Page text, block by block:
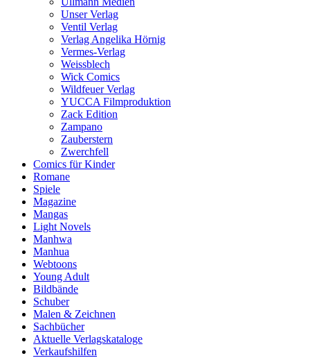
Unser Verlag
Ventil Verlag
Verlag Angelika Hörnig
Vermes-Verlag
Weissblech
Wick Comics
Wildfeuer Verlag
YUCCA Filmproduktion
Zack Edition
Zampano
Zauberstern
Zwerchfell
Comics für Kinder
Romane
Spiele
Magazine
Mangas
Light Novels
Manhwa
Manhua
Webtoons
Young Adult
Bildbände
Schuber
Malen & Zeichnen
Sachbücher
Aktuelle Verlagskataloge
Verkaufshilfen